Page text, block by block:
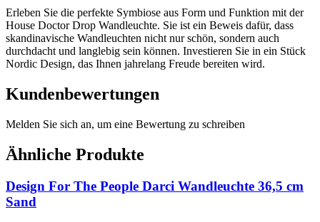
Erleben Sie die perfekte Symbiose aus Form und Funktion mit der
House Doctor Drop Wandleuchte. Sie ist ein Beweis dafür, dass
skandinavische Wandleuchten nicht nur schön, sondern auch
durchdacht und langlebig sein können. Investieren Sie in ein Stück
Nordic Design, das Ihnen jahrelang Freude bereiten wird.
Kundenbewertungen
Melden Sie sich an, um eine Bewertung zu schreiben
Ähnliche Produkte
Design For The People Darci Wandleuchte 36,5 cm
Sand